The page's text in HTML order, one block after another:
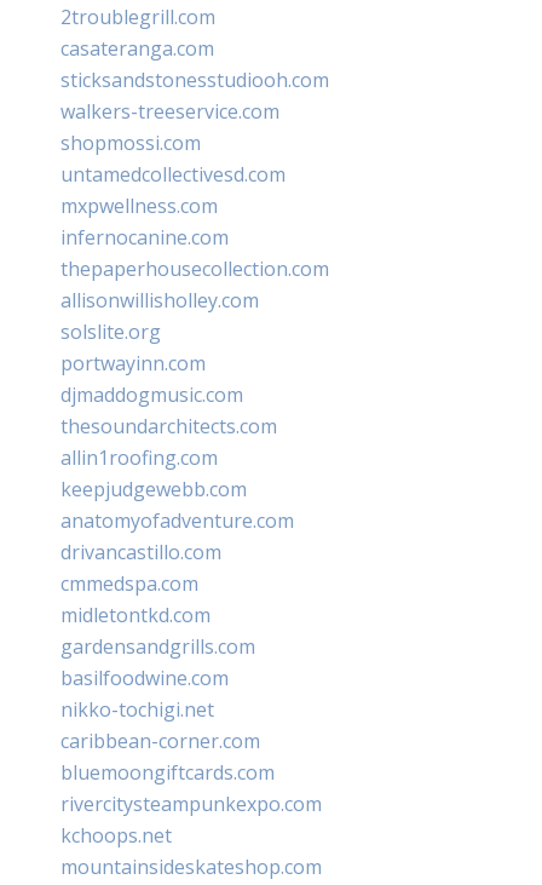
2troublegrill.com
casateranga.com
sticksandstonesstudiooh.com
walkers-treeservice.com
shopmossi.com
untamedcollectivesd.com
mxpwellness.com
infernocanine.com
thepaperhousecollection.com
allisonwillisholley.com
solslite.org
portwayinn.com
djmaddogmusic.com
thesoundarchitects.com
allin1roofing.com
keepjudgewebb.com
anatomyofadventure.com
drivancastillo.com
cmmedspa.com
midletontkd.com
gardensandgrills.com
basilfoodwine.com
nikko-tochigi.net
caribbean-corner.com
bluemoongiftcards.com
rivercitysteampunkexpo.com
kchoops.net
mountainsideskateshop.com